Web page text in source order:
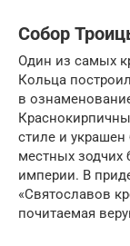
Собор
Один из самых
Кольца
в
стиле и
местных зодчих
империи. В
«Святославов
почитаемая